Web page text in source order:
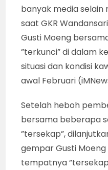
banyak media selain
saat GKR
Gusti Moeng
”terkunci” di dalam
situasi dan kondisi
awal Februari
Setelah heboh
bersama beberapa
”tersekap”,
gempar Gusti
tempatnya